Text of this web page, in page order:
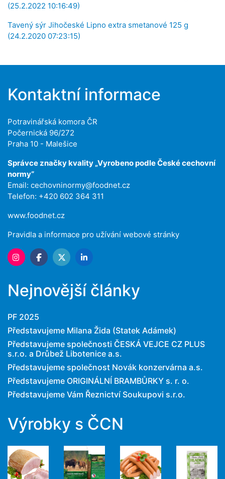
(25.2.2022 10:16:49)
Tavený sýr Jihočeské Lipno extra smetanové 125 g
(24.2.2020 07:23:15)
Kontaktní informace
Potravinářská komora ČR
Počernická 96/272
Praha 10 - Malešice
Správce značky kvality „Vyrobeno podle České cechovní
normy“
Email: cechovninormy@foodnet.cz
Telefon: +420 602 364 311
www.foodnet.cz
Pravidla a informace pro užívání webové stránky
Nejnovější články
PF 2025
Představujeme Milana Žida (Statek Adámek)
Představujeme společnosti ČESKÁ VEJCE CZ PLUS
s.r.o. a Drůbež Libotenice a.s.
Představujeme společnost Novák konzervárna a.s.
Představujeme ORIGINÁLNÍ BRAMBŮRKY s. r. o.
Představujeme Vám Řeznictví Soukupovi s.r.o.
Výrobky s ČCN